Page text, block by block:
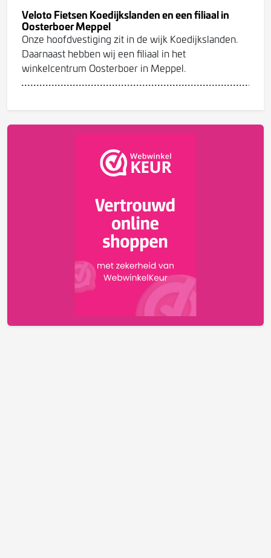
Veloto Fietsen Koedijkslanden en een filiaal in
Oosterboer Meppel
Onze hoofdvestiging zit in de wijk Koedijkslanden.
Daarnaast hebben wij een filiaal in het
winkelcentrum Oosterboer in Meppel.